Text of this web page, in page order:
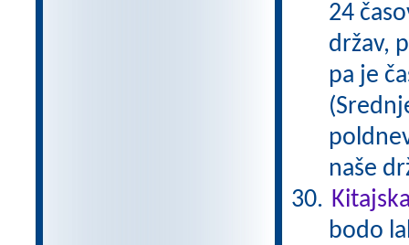
24
držav,
pa je
naše
bodo